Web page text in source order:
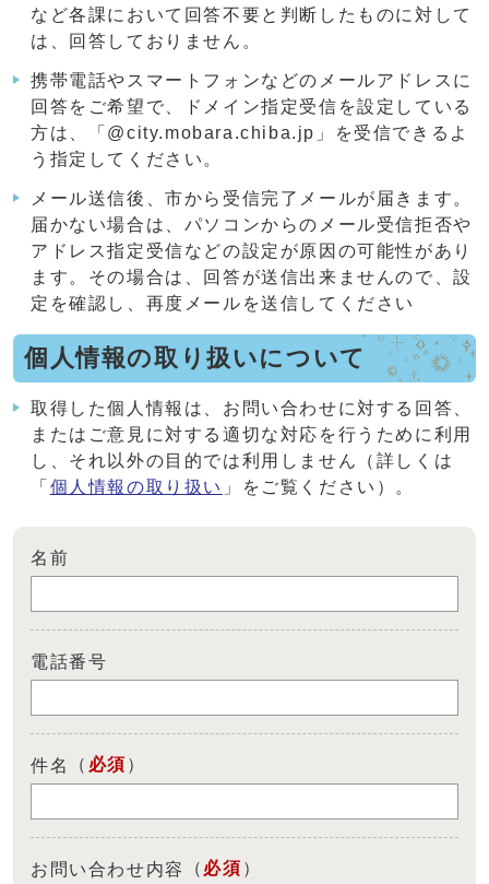
など各課において回答不要と判断したものに対して
は、回答しておりません。
携帯電話やスマートフォンなどのメールアドレスに
回答をご希望で、ドメイン指定受信を設定している
方は、「@city.mobara.chiba.jp」を受信できるよ
う指定してください。
メール送信後、市から受信完了メールが届きます。
届かない場合は、パソコンからのメール受信拒否や
アドレス指定受信などの設定が原因の可能性があり
ます。その場合は、回答が送信出来ませんので、設
定を確認し、再度メールを送信してください
個人情報の取り扱いについて
取得した個人情報は、お問い合わせに対する回答、
またはご意見に対する適切な対応を行うために利用
し、それ以外の目的では利用しません（詳しくは
「 個人情報の取り扱い 」をご覧ください）。
名前
電話番号
件名 （ 必須 ）
お問い合わせ内容 （ 必須 ）